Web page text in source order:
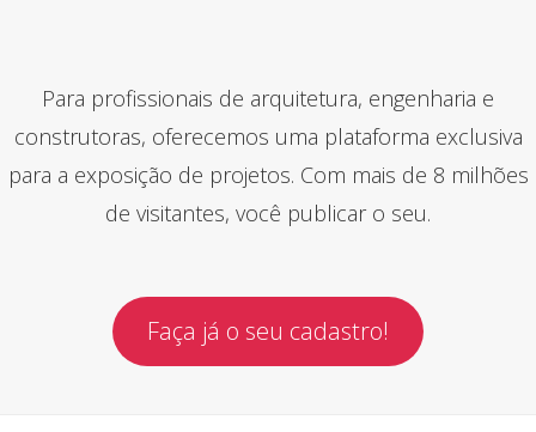
Para profissionais de arquitetura, engenharia e
construtoras, oferecemos uma plataforma exclusiva
para a exposição de projetos. Com mais de 8 milhões
de visitantes, você publicar o seu.
Faça já o seu cadastro!